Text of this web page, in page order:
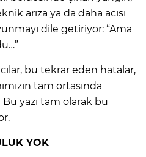
arıza ya da daha acısı
dile getiriyor: “Ama
bu tekrar eden hatalar,
tam ortasında
yazı tam olarak bu
YOK